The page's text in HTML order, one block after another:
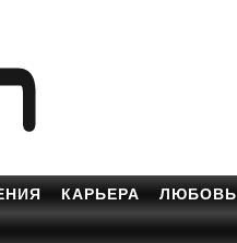
КАРЬЕРА ЛЮБОВЬ